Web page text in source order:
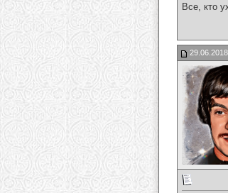
Все, кто